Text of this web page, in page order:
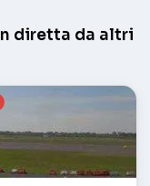
diretta da altri